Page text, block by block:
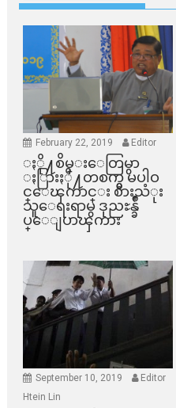
February 22, 2019 Editor
ႏို႔စိမ္းေတြမွာ
ႏြားႏို႔တစက္မွ မပါဝ
င္ေၾကာင္း စားသံုး
သူေရးရာမွ ဒုညႊန္ခ်ဳ
ပ္ေျပာၾကား
September 10, 2019
Editor
Htein Lin